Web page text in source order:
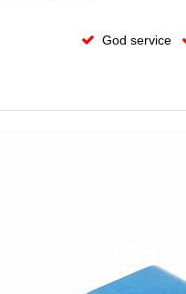
God service